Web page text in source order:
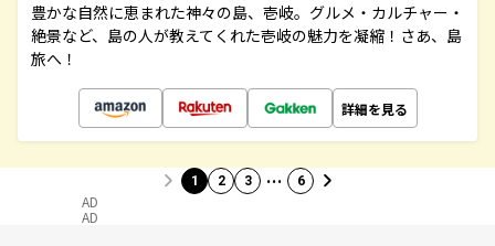
豊かな自然に恵まれた神々の島、壱岐。グルメ・カルチャー・
絶景など、島の人が教えてくれた壱岐の魅力を凝縮！さあ、島
旅へ！
詳細を見る
1 2 3 … 6
AD
AD